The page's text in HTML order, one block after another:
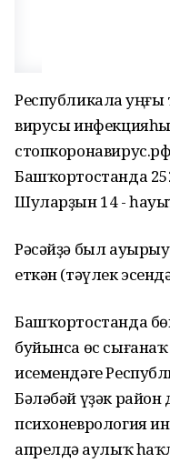
Республикала
вирусы
Башҡортостанда
Шуларҙын 14 -
Рәсәйҙә был
еткән (тәүлек
Башҡортостанда
буйынса өс
исемендәге
Бәләбәй үҙәк
психоневрология
апрелдә Һаулыҡ